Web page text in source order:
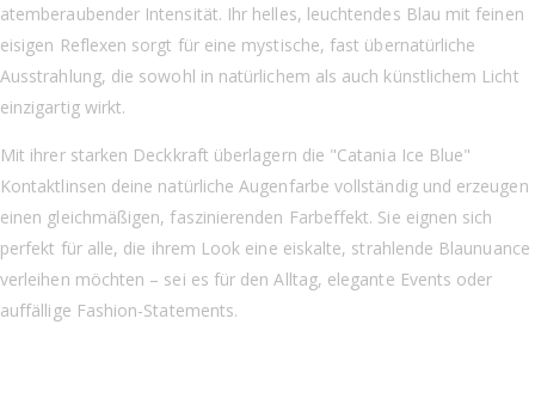
atemberaubender Intensität. Ihr helles, leuchtendes Blau mit feinen
eisigen Reflexen sorgt für eine mystische, fast übernatürliche
Ausstrahlung, die sowohl in natürlichem als auch künstlichem Licht
einzigartig wirkt.
Mit ihrer starken Deckkraft überlagern die "Catania Ice Blue"
Kontaktlinsen deine natürliche Augenfarbe vollständig und erzeugen
einen gleichmäßigen, faszinierenden Farbeffekt. Sie eignen sich
perfekt für alle, die ihrem Look eine eiskalte, strahlende Blaunuance
verleihen möchten – sei es für den Alltag, elegante Events oder
auffällige Fashion-Statements.